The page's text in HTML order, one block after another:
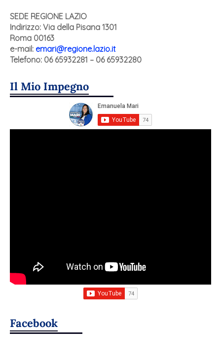
SEDE REGIONE LAZIO
Indirizzo: Via della Pisana 1301
Roma 00163
e-mail: emari@regione.lazio.it
Telefono: 06 65932281 – 06 65932280
Il Mio Impegno
Facebook